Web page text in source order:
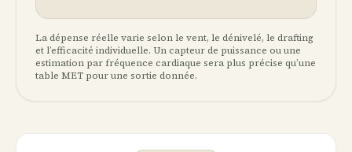
La dépense réelle varie selon le vent, le dénivelé, le drafting
et l’efficacité individuelle. Un capteur de puissance ou une
estimation par fréquence cardiaque sera plus précise qu’une
table MET pour une sortie donnée.